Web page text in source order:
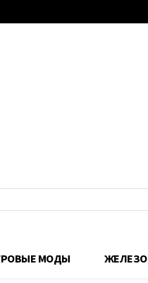
МОДЫ ЖЕЛЕЗО